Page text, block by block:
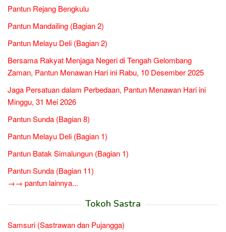
Pantun Rejang Bengkulu
Pantun Mandailing (Bagian 2)
Pantun Melayu Deli (Bagian 2)
Bersama Rakyat Menjaga Negeri di Tengah Gelombang
Zaman, Pantun Menawan Hari ini Rabu, 10 Desember 2025
Jaga Persatuan dalam Perbedaan, Pantun Menawan Hari ini
Minggu, 31 Mei 2026
Pantun Sunda (Bagian 8)
Pantun Melayu Deli (Bagian 1)
Pantun Batak Simalungun (Bagian 1)
Pantun Sunda (Bagian 11)
→→ pantun lainnya...
Tokoh Sastra
Samsuri (Sastrawan dan Pujangga)